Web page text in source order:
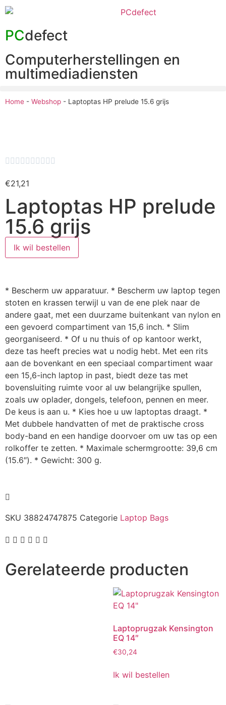
PCdefect
Computerherstellingen en
multimediadiensten
Home - Webshop - Laptoptas HP prelude 15.6 grijs
         
€21,21
Laptoptas HP prelude
15.6 grijs
Ik wil bestellen
* Bescherm uw apparatuur. * Bescherm uw laptop tegen
stoten en krassen terwijl u van de ene plek naar de
andere gaat, met een duurzame buitenkant van nylon en
een gevoerd compartiment van 15,6 inch. * Slim
georganiseerd. * Of u nu thuis of op kantoor werkt,
deze tas heeft precies wat u nodig hebt. Met een rits
aan de bovenkant en een speciaal compartiment waar
een 15,6-inch laptop in past, biedt deze tas met
bovensluiting ruimte voor al uw belangrijke spullen,
zoals uw oplader, dongels, telefoon, pennen en meer.
De keus is aan u. * Kies hoe u uw laptoptas draagt. *
Met dubbele handvatten of met de praktische cross
body-band en een handige doorvoer om uw tas op een
rolkoffer te zetten. * Maximale schermgrootte: 39,6 cm
(15.6″). * Gewicht: 300 g.
SKU 38824747875 Categorie Laptop Bags
Gerelateerde producten
Laptoprugzak Kensington
EQ 14″
€30,24
Ik wil bestellen